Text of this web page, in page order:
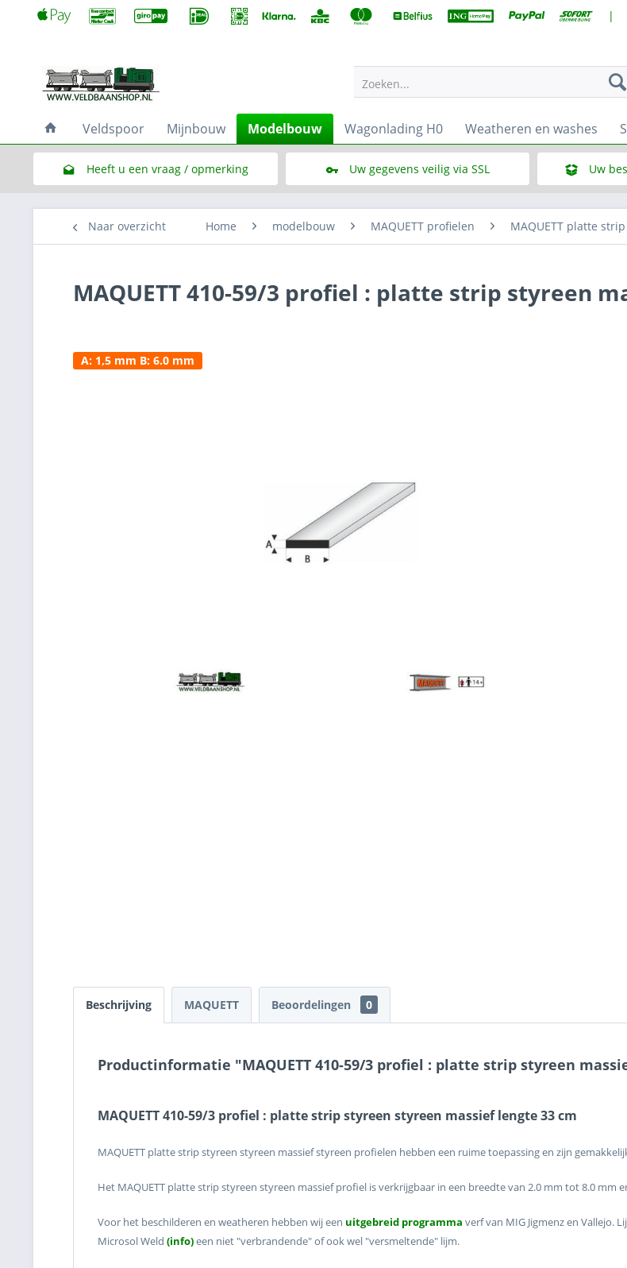
|
Zoeken...
Veldspoor Mijnbouw Modelbouw Wagonlading H0 Weatheren en washes
Heeft u een vraag / opmerking Uw gegevens veilig via SSL Uw
Naar overzicht
Home modelbouw MAQUETT profielen MAQUETT platte strip
MAQUETT 410-59/3 profiel : platte strip styreen
A: 1,5 mm B: 6.0 mm
Beschrijving MAQUETT Beoordelingen 0
Productinformatie "MAQUETT 410-59/3 profiel : platte strip styreen
MAQUETT 410-59/3 profiel : platte strip styreen styreen massief lengte 33 cm
MAQUETT platte strip styreen styreen massief styreen profielen hebben een ruime toepassing en zijn
Het MAQUETT platte strip styreen styreen massief profiel is verkrijgbaar in een breedte van 2.0 mm tot 8.0 mm
Voor het beschilderen en weatheren hebben wij een uitgebreid programma verf van MIG Jigmenz en
Microsol Weld (info)een niet "verbrandende" of ook wel "versmeltende" lijm.